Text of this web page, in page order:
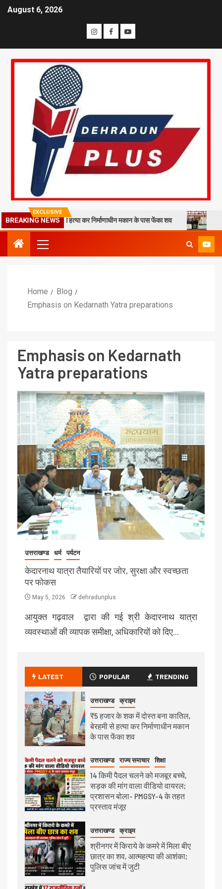
August 6, 2026
EXCLUSIVE
BREAKING NEWS
बेरहमी से हत्या कर निर्माणाधीन मकान के पास फेंका शव 14 किमी
Home
Blog
Emphasis on Kedarnath Yatra preparations
Emphasis on Kedarnath
Yatra preparations
उत्तराखण्ड धर्म पर्यटन
केदारनाथ यात्रा तैयारियों पर जोर, सुरक्षा और स्वच्छता
पर फोकस
May 5, 2026 dehradunplus
आयुक्त गढ़वाल द्वारा की गई श्री केदारनाथ यात्रा
व्यवस्थाओं की व्यापक समीक्षा, अधिकारियों को दिए…
LATEST POPULAR TRENDING
उत्तराखण्ड क्राइम
₹5 हजार के शक में दोस्त बना कातिल,
बेरहमी से हत्या कर निर्माणाधीन मकान
के पास फेंका शव
उत्तराखण्ड राज्य समाचार शिक्षा
14 किमी पैदल चलने को मजबूर बच्चे,
सड़क की मांग वाला वीडियो वायरल;
प्रशासन बोला- PMGSY-4 के तहत
प्रस्ताव मंजूर
उत्तराखण्ड क्राइम
श्रीनगर में किराये के कमरे में मिला बीए
छात्र का शव, आत्महत्या की आशंका;
पुलिस जांच में जुटी